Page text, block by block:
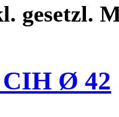
gesetzl.
Ø 42